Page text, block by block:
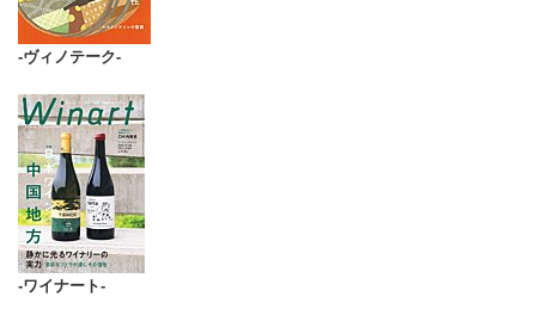
-ヴィノテーク-
-ワイナート-